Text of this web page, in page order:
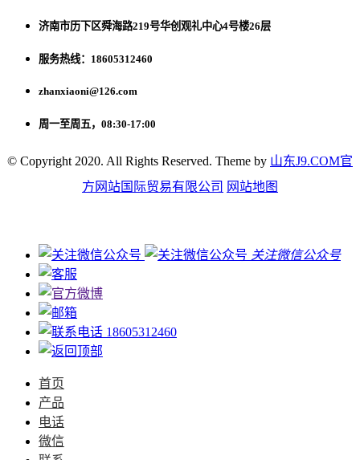
济南市历下区舜海路219号华创观礼中心4号楼26层
服务热线：18605312460
zhanxiaoni@126.com
周一至周五，08:30-17:00
© Copyright 2020. All Rights Reserved. Theme by 山东J9.COM官
方网站国际贸易有限公司 网站地图
关注微信公众号
18605312460
首页
产品
电话
微信